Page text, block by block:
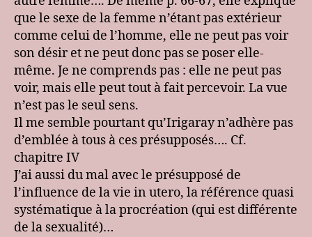
que le sexe de la femme n’étant pas extérieur
comme celui de l’homme, elle ne peut pas voir
son désir et ne peut donc pas se poser elle-
même. Je ne comprends pas : elle ne peut pas
voir, mais elle peut tout à fait percevoir. La vue
n’est pas le seul sens.
Il me semble pourtant qu’Irigaray n’adhère pas
d’emblée à tous à ces présupposés…. Cf.
chapitre IV
J’ai aussi du mal avec le présupposé de
l’influence de la vie in utero, la référence quasi
systématique à la procréation (qui est différente
de la sexualité)…